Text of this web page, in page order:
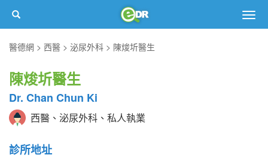
醫德網
西醫 泌尿外科 陳焌圻醫生
陳焌圻醫生
Dr. Chan Chun Ki
西醫、泌尿外科、私人執業
診所地址